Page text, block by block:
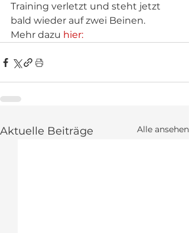
Training verletzt und steht jetzt
bald wieder auf zwei Beinen.
Mehr dazu hier:
Aktuelle Beiträge Alle ansehen